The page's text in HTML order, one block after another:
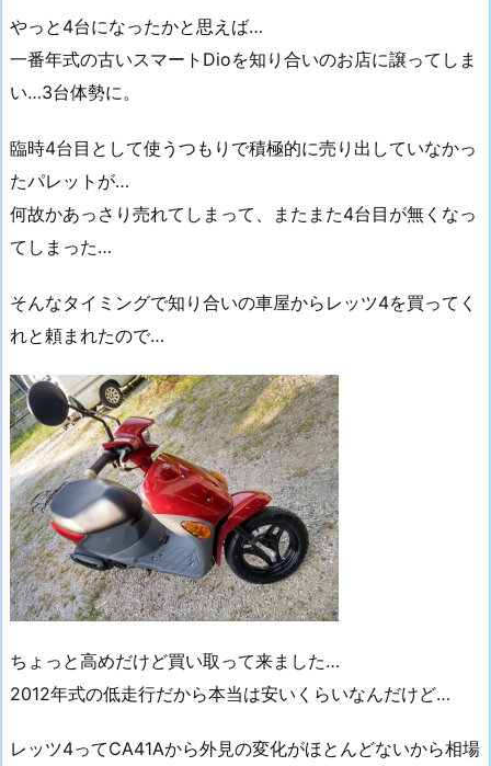
やっと4台になったかと思えば…
一番年式の古いスマートDioを知り合いのお店に譲ってしま
い…3台体勢に。
臨時4台目として使うつもりで積極的に売り出していなかっ
たパレットが…
何故かあっさり売れてしまって、またまた4台目が無くなっ
てしまった…
そんなタイミングで知り合いの車屋からレッツ4を買ってく
れと頼まれたので…
ちょっと高めだけど買い取って来ました…
2012年式の低走行だから本当は安いくらいなんだけど…
レッツ4ってCA41Aから外見の変化がほとんどないから相場